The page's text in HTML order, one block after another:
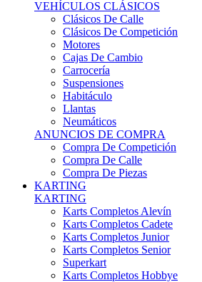
Clásicos De Competición
Motores
Cajas De Cambio
Carrocería
Suspensiones
Habitáculo
Llantas
Neumáticos
ANUNCIOS DE COMPRA
Compra De Competición
Compra De Calle
Compra De Piezas
KARTING
KARTING
Karts Completos Alevín
Karts Completos Cadete
Karts Completos Junior
Karts Completos Senior
Superkart
Karts Completos Hobbye
Remolques